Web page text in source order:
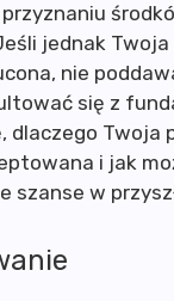
jednak Twoja
nie
się z
dlaczego Twoja
i jak
szanse w